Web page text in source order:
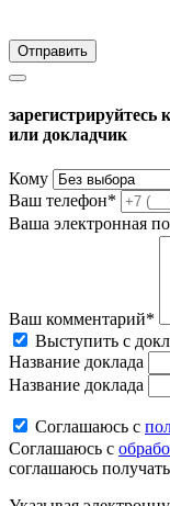
зарегистрируйтесь
или докладчик
Кому
Ваш телефон*
Ваша электронная
Ваш комментарий*
Выступить с
Название доклада
Название доклада
Соглашаюсь c
Соглашаюсь c
соглашаюсь